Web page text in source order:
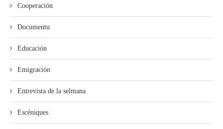
Cooperación
Documentu
Educación
Emigración
Entrevista de la selmana
Escéniques